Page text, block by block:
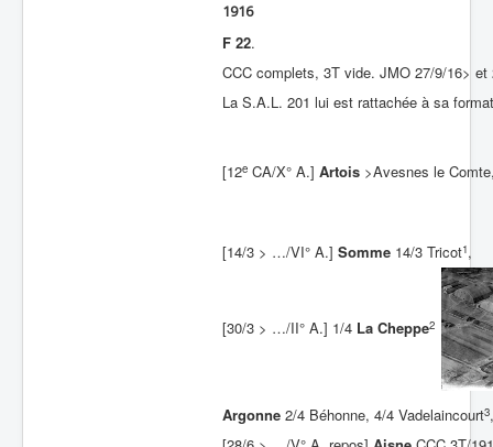
1916
F 22.
CCC complets, 3T vide. JMO 27/9/16>
La S.A.L. 201 lui est rattachée à sa
[12e CA/X° A.] Artois >Avesnes le
[14/3 > …/VI° A.] Somme 14/3 Tricot1,
[30/3 > …/II° A.] 1/4 La Cheppe2
Argonne 2/4 Béhonne, 4/4 Vadelaincourt3